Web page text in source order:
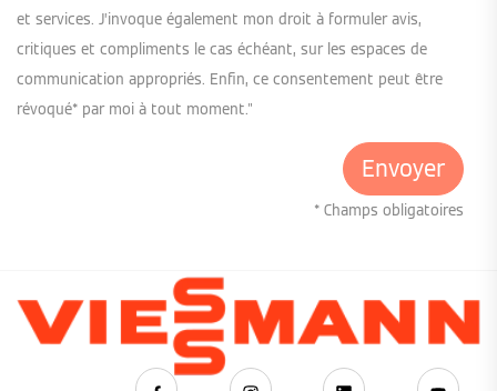
et services. J’invoque également mon droit à formuler avis,
critiques et compliments le cas échéant, sur les espaces de
communication appropriés. Enfin, ce consentement peut être
révoqué* par moi à tout moment."
* Champs obligatoires